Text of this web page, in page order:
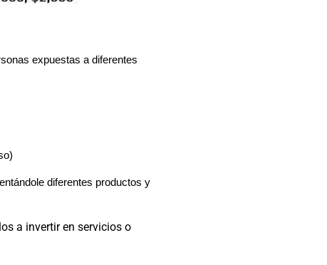
expuestas a diferentes
diferentes productos y
a invertir en servicios o